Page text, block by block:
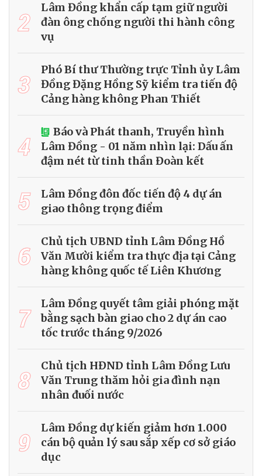
2
Lâm Đồng khẩn cấp tạm giữ người
đàn ông chống người thi hành công
vụ
3
Phó Bí thư Thường trực Tỉnh ủy Lâm
Đồng Đặng Hồng Sỹ kiểm tra tiến độ
Cảng hàng không Phan Thiết
4
Báo và Phát thanh, Truyền hình
Lâm Đồng - 01 năm nhìn lại: Dấu ấn
đậm nét từ tinh thần Đoàn kết
5
Lâm Đồng đôn đốc tiến độ 4 dự án
giao thông trọng điểm
6
Chủ tịch UBND tỉnh Lâm Đồng Hồ
Văn Mười kiểm tra thực địa tại Cảng
hàng không quốc tế Liên Khương
7
Lâm Đồng quyết tâm giải phóng mặt
bằng sạch bàn giao cho 2 dự án cao
tốc trước tháng 9/2026
8
Chủ tịch HĐND tỉnh Lâm Đồng Lưu
Văn Trung thăm hỏi gia đình nạn
nhân đuối nước
9
Lâm Đồng dự kiến giảm hơn 1.000
cán bộ quản lý sau sắp xếp cơ sở giáo
dục